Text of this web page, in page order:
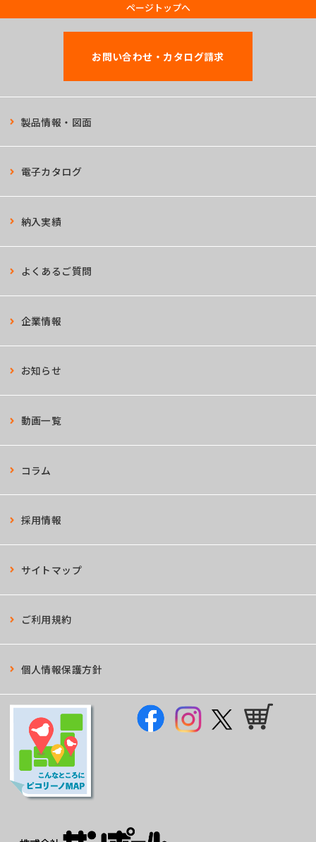
ページトップへ
製品情報・図面
電子カタログ
納入実績
よくあるご質問
お問い合わせ・カタログ請求
企業情報
お知らせ
動画一覧
コラム
採用情報
サイトマップ
ご利用規約
個人情報保護方針